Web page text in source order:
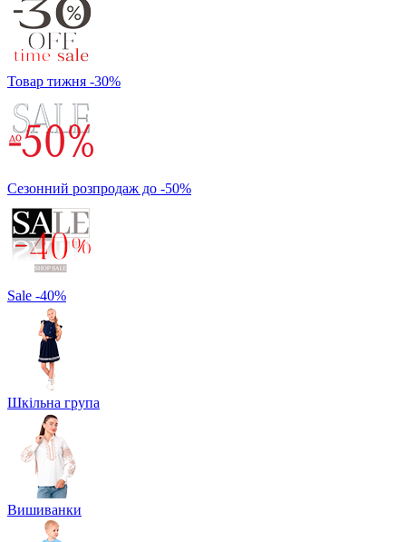
Товар тижня -30%
Сезонний розпродаж до -50%
Sale -40%
Шкільна група
Вишиванки